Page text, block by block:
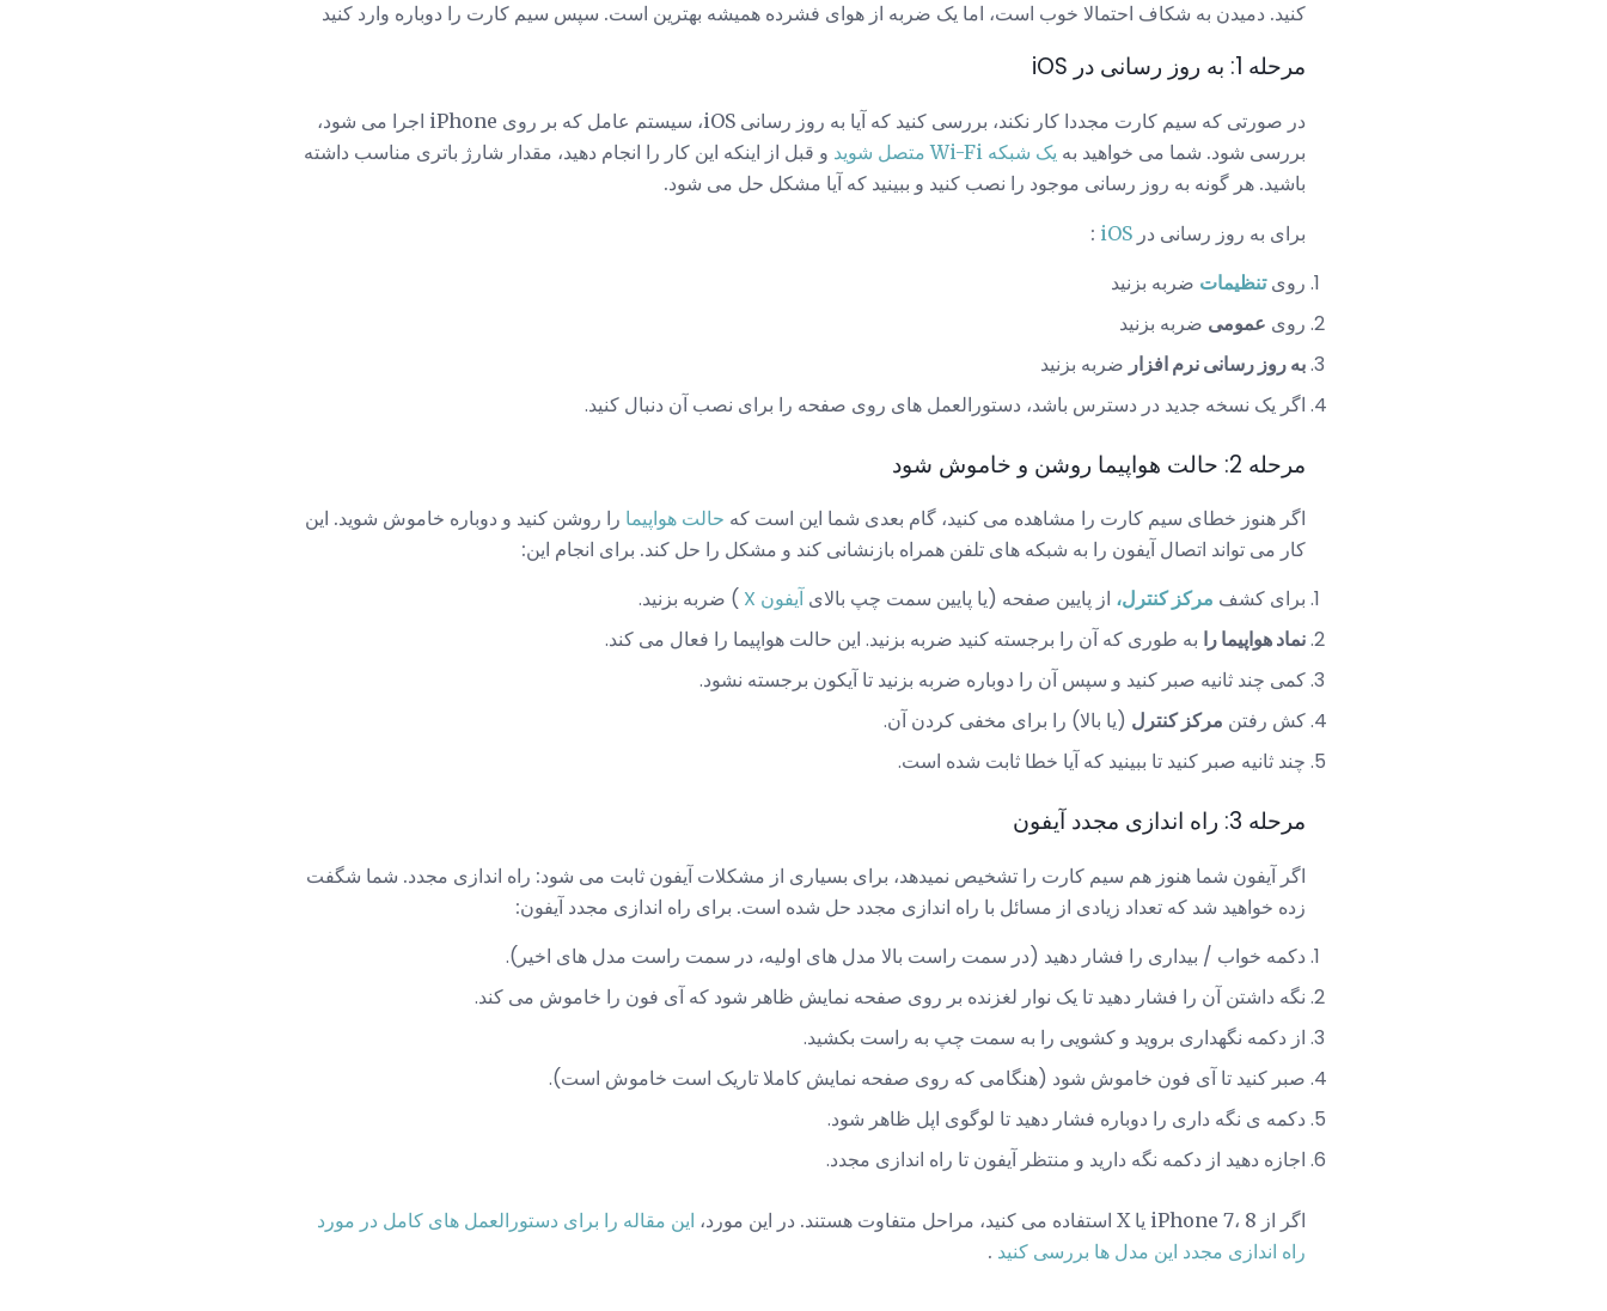
کنید. دمیدن به شکاف احتمالا خوب است، اما یک ضربه از هوای فشرده همیشه بهترین است. سپس سیم کارت را دوباره وارد کنید
مرحله 1: به روز رسانی در iOS
در صورتی که سیم کارت مجددا کار نکند، بررسی کنید که آیا به روز رسانی iOS، سیستم عامل که بر روی iPhone اجرا می شود،
بررسی شود. شما می خواهید به یک شبکه Wi-Fi متصل شوید
و قبل از اینکه این کار را انجام دهید، مقدار شارژ باتری مناسب داشته
باشید. هر گونه به روز رسانی موجود را نصب کنید و ببینید که آیا مشکل حل می شود.
برای به روز رسانی در iOS
:
رویتنظیمات ضربه بزنید
روی عمومی ضربه بزنید
به روز رسانی نرم افزار ضربه بزنید
اگر یک نسخه جدید در دسترس باشد، دستورالعمل های روی صفحه را برای نصب آن دنبال کنید.
مرحله 2: حالت هواپیما روشن و خاموش شود
اگر هنوز خطای سیم کارت را مشاهده می کنید، گام بعدی شما این است که حالت هواپیما را روشن کنید و دوباره خاموش شوید. این
کار می تواند اتصال آیفون را به شبکه های تلفن همراه بازنشانی کند و مشکل را حل کند. برای انجام این:
برای کشف مرکز کنترل، از پایین صفحه (یا پایین سمت چپ بالای آیفون X
) ضربه بزنید.
نماد هواپیما را به طوری که آن را برجسته کنید ضربه بزنید. این حالت هواپیما را فعال می کند.
کمی چند ثانیه صبر کنید و سپس آن را دوباره ضربه بزنید تا آیکون برجسته نشود.
کش رفتن مرکز کنترل (یا بالا) را برای مخفی کردن آن.
چند ثانیه صبر کنید تا ببینید که آیا خطا ثابت شده است.
مرحله 3: راه اندازی مجدد آیفون
اگر آیفون شما هنوز هم سیم کارت را تشخیص نمیدهد، برای بسیاری از مشکلات آیفون ثابت می شود: راه اندازی مجدد. شما شگفت
زده خواهید شد که تعداد زیادی از مسائل با راه اندازی مجدد حل شده است. برای راه اندازی مجدد آیفون:
دکمه خواب / بیداری را فشار دهید (در سمت راست بالا مدل های اولیه، در سمت راست مدل های اخیر).
نگه داشتن آن را فشار دهید تا یک نوار لغزنده بر روی صفحه نمایش ظاهر شود که آی فون را خاموش می کند.
از دکمه نگهداری بروید و کشویی را به سمت چپ به راست بکشید.
صبر کنید تا آی فون خاموش شود (هنگامی که روی صفحه نمایش کاملا تاریک است خاموش است).
دکمه ی نگه داری را دوباره فشار دهید تا لوگوی اپل ظاهر شود.
اجازه دهید از دکمه نگه دارید و منتظر آیفون تا راه اندازی مجدد.
اگر از iPhone 7، 8 یا X استفاده می کنید، مراحل متفاوت هستند. در این مورد،
این مقاله را برای دستورالعمل های کامل در مورد
راه اندازی مجدد این مدل ها بررسی کنید .